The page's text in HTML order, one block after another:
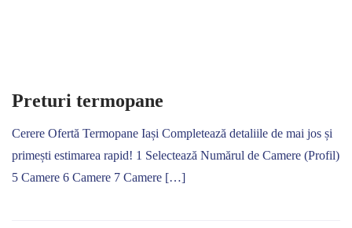
Preturi termopane
Cerere Ofertă Termopane Iași Completează detaliile de mai jos și
primești estimarea rapid! 1 Selectează Numărul de Camere (Profil)
5 Camere 6 Camere 7 Camere […]